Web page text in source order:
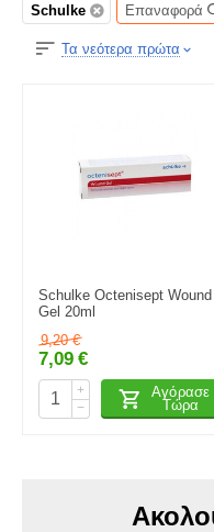
Schulke Επαναφορά
Τα νεότερα πρώτα
Schulke Octenisept Wound
Gel 20ml
9,20 €
7,09 €
+
−
Αγόρασε
Τώρα